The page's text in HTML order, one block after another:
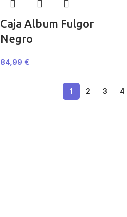
Caja Album Fulgor
Negro
84,99 €
1 2 3 4